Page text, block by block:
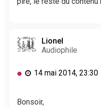
e
l
u
Lionel
Audiophile
M
s
14 mai 2014, 23:30
Bonsoir,